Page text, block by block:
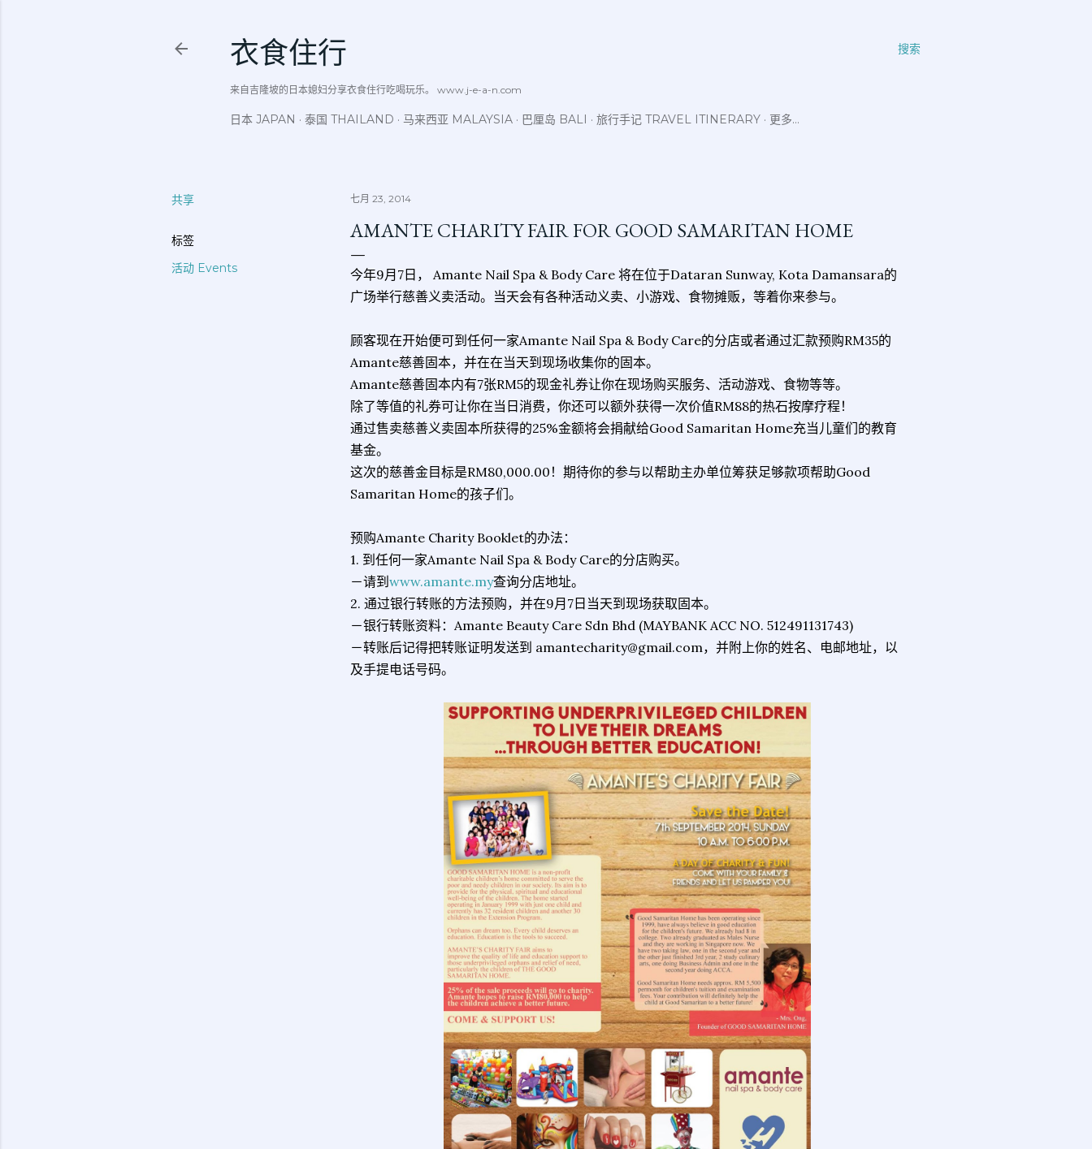
搜索
衣食住行
来自吉隆坡的日本媳妇分享衣食住行吃喝玩乐。 www.j-e-a-n.com
日本 JAPAN 泰国 THAILAND 马来西亚 MALAYSIA 巴厘岛 BALI 旅行手记 TRAVEL ITINERARY 更多…
共享
标签
活动 Events
七月 23, 2014
AMANTE CHARITY FAIR FOR GOOD SAMARITAN HOME
今年9月7日， Amante Nail Spa & Body Care 将在位于Dataran Sunway, Kota Damansara的
广场举行慈善义卖活动。当天会有各种活动义卖、小游戏、食物摊贩，等着你来参与。
顾客现在开始便可到任何一家Amante Nail Spa & Body Care的分店或者通过汇款预购RM35的
Amante慈善固本，并在在当天到现场收集你的固本。
Amante慈善固本内有7张RM5的现金礼券让你在现场购买服务、活动游戏、食物等等。
除了等值的礼券可让你在当日消费，你还可以额外获得一次价值RM88的热石按摩疗程！
通过售卖慈善义卖固本所获得的25%金额将会捐献给Good Samaritan Home充当儿童们的教育
基金。
这次的慈善金目标是RM80,000.00！期待你的参与以帮助主办单位筹获足够款项帮助Good
Samaritan Home的孩子们。
预购Amante Charity Booklet的办法：
1. 到任何一家Amante Nail Spa & Body Care的分店购买。
－请到 www.amante.my查询分店地址。
2. 通过银行转账的方法预购，并在9月7日当天到现场获取固本。
－银行转账资料：Amante Beauty Care Sdn Bhd (MAYBANK ACC NO. 512491131743)
－转账后记得把转账证明发送到 amantecharity@gmail.com，并附上你的姓名、电邮地址，以
及手提电话号码。